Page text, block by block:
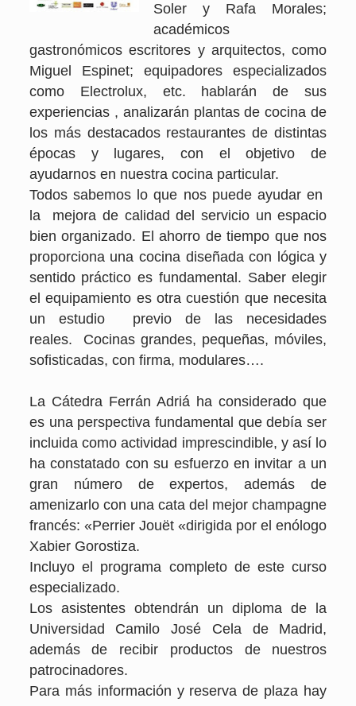
Soler y Rafa Morales;
académicos
gastronómicos escritores y arquitectos, como
Miguel Espinet; equipadores especializados
como Electrolux, etc. hablarán de sus
experiencias , analizarán plantas de cocina de
los más destacados restaurantes de distintas
épocas y lugares, con el objetivo de
ayudarnos en nuestra cocina particular.
Todos sabemos lo que nos puede ayudar en
la mejora de calidad del servicio un espacio
bien organizado. El ahorro de tiempo que nos
proporciona una cocina diseñada con lógica y
sentido práctico es fundamental. Saber elegir
el equipamiento es otra cuestión que necesita
un estudio previo de las necesidades
reales. Cocinas grandes, pequeñas, móviles,
sofisticadas, con firma, modulares….
La Cátedra Ferrán Adriá ha considerado que
es una perspectiva fundamental que debía ser
incluida como actividad imprescindible, y así lo
ha constatado con su esfuerzo en invitar a un
gran número de expertos, además de
amenizarlo con una cata del mejor champagne
francés: «Perrier Jouët «dirigida por el enólogo
Xabier Gorostiza.
Incluyo el programa completo de este curso
especializado.
Los asistentes obtendrán un diploma de la
Universidad Camilo José Cela de Madrid,
además de recibir productos de nuestros
patrocinadores.
Para más información y reserva de plaza hay